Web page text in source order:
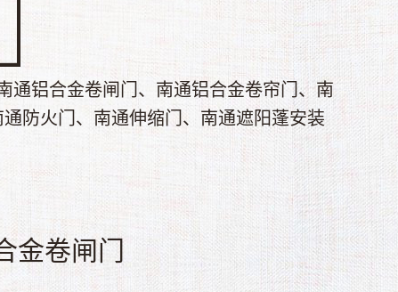
通铝合金卷闸门、南通铝合金卷帘门、南
防火门、南通伸缩门、南通遮阳蓬安装
卷帘门
门
卷闸门
金卷闸门
门
门
门
门
钢网型门
钢通花门